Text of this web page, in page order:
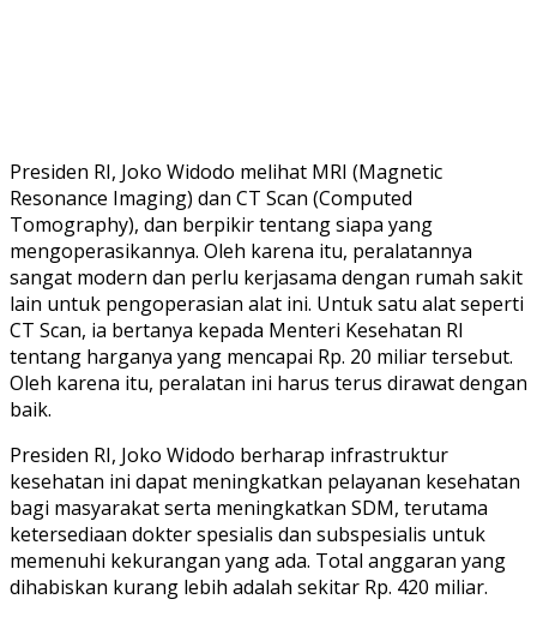
Presiden RI, Joko Widodo melihat MRI (Magnetic
Resonance Imaging) dan CT Scan (Computed
Tomography), dan berpikir tentang siapa yang
mengoperasikannya. Oleh karena itu, peralatannya
sangat modern dan perlu kerjasama dengan rumah sakit
lain untuk pengoperasian alat ini. Untuk satu alat seperti
CT Scan, ia bertanya kepada Menteri Kesehatan RI
tentang harganya yang mencapai Rp. 20 miliar tersebut.
Oleh karena itu, peralatan ini harus terus dirawat dengan
baik.
Presiden RI, Joko Widodo berharap infrastruktur
kesehatan ini dapat meningkatkan pelayanan kesehatan
bagi masyarakat serta meningkatkan SDM, terutama
ketersediaan dokter spesialis dan subspesialis untuk
memenuhi kekurangan yang ada. Total anggaran yang
dihabiskan kurang lebih adalah sekitar Rp. 420 miliar.